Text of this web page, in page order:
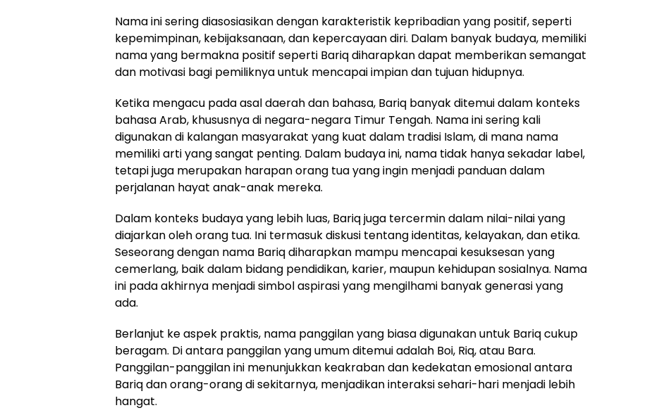
Nama ini sering diasosiasikan dengan karakteristik kepribadian yang positif, seperti
kepemimpinan, kebijaksanaan, dan kepercayaan diri. Dalam banyak budaya, memiliki
nama yang bermakna positif seperti Bariq diharapkan dapat memberikan semangat
dan motivasi bagi pemiliknya untuk mencapai impian dan tujuan hidupnya.
Ketika mengacu pada asal daerah dan bahasa, Bariq banyak ditemui dalam konteks
bahasa Arab, khususnya di negara-negara Timur Tengah. Nama ini sering kali
digunakan di kalangan masyarakat yang kuat dalam tradisi Islam, di mana nama
memiliki arti yang sangat penting. Dalam budaya ini, nama tidak hanya sekadar label,
tetapi juga merupakan harapan orang tua yang ingin menjadi panduan dalam
perjalanan hayat anak-anak mereka.
Dalam konteks budaya yang lebih luas, Bariq juga tercermin dalam nilai-nilai yang
diajarkan oleh orang tua. Ini termasuk diskusi tentang identitas, kelayakan, dan etika.
Seseorang dengan nama Bariq diharapkan mampu mencapai kesuksesan yang
cemerlang, baik dalam bidang pendidikan, karier, maupun kehidupan sosialnya. Nama
ini pada akhirnya menjadi simbol aspirasi yang mengilhami banyak generasi yang
ada.
Berlanjut ke aspek praktis, nama panggilan yang biasa digunakan untuk Bariq cukup
beragam. Di antara panggilan yang umum ditemui adalah Boi, Riq, atau Bara.
Panggilan-panggilan ini menunjukkan keakraban dan kedekatan emosional antara
Bariq dan orang-orang di sekitarnya, menjadikan interaksi sehari-hari menjadi lebih
hangat.